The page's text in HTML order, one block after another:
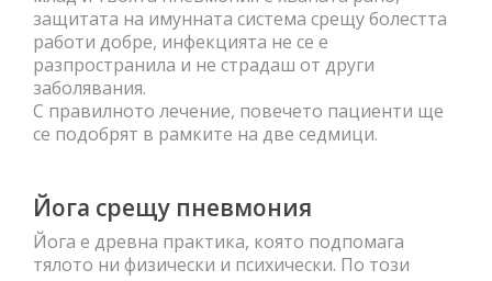
защитата на имунната система срещу болестта
работи добре, инфекцията не се е
разпространила и не страдаш от други
заболявания.
С правилното лечение, повечето пациенти ще
се подобрят в рамките на две седмици.
Йога срещу пневмония
Йога е древна практика, която подпомага
тялото ни физически и психически. По този